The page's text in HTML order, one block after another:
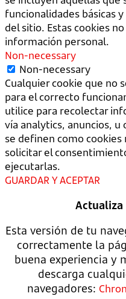
funcionalidades básicas
del sitio. Estas cookies
información personal.
Non-necessary
Non-necessary
Cualquier cookie que no
para el correcto
utilice para recolectar
vía analytics, anuncios,
se definen como
solicitar el
ejecutarlas.
GUARDAR Y ACEPTAR
Esta versión de tu
correctamente la
buena experiencia y
descarga
navegadores: